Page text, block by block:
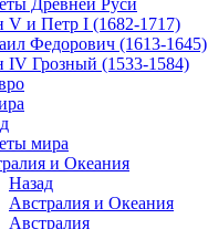
Древней Руси
V и Петр I (1682-1717)
Федорович (1613-1645)
IV Грозный (1533-1584)
мира
и Океания
Назад
Австралия и Океания
Австралия